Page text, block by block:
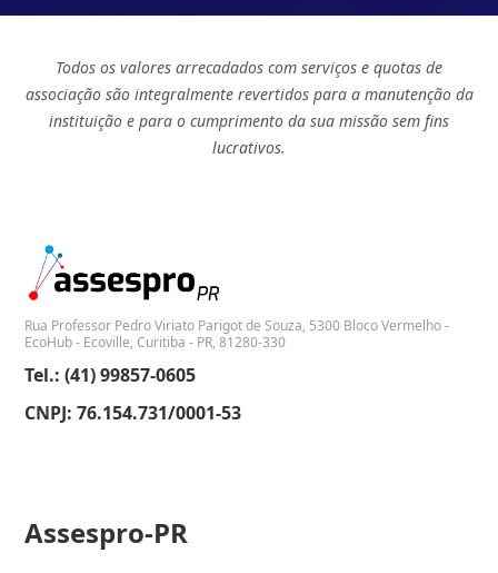
Todos os valores arrecadados com serviços e quotas de
associação são integralmente revertidos para a manutenção da
instituição e para o cumprimento da sua missão sem fins
lucrativos.
Rua Professor Pedro Viriato Parigot de Souza, 5300 Bloco Vermelho -
EcoHub - Ecoville, Curitiba - PR, 81280-330
Tel.: (41) 99857-0605
CNPJ: 76.154.731/0001-53
Assespro-PR